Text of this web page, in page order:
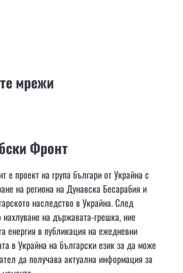
мрежи
Фронт
е проект на група българи от Украйна с
на региона на Дунавска Бесарабия и
наследство в Украйна. След
на държавата-грешка, ние
енергия в публикация на ежедневни
в Украйна на български език за да може
да получава актуална информация за